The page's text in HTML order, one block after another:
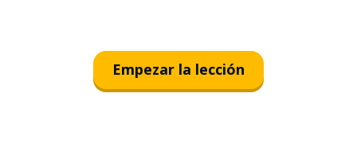
Empezar la lección